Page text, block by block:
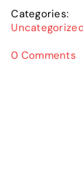
Categories:
0 Comments